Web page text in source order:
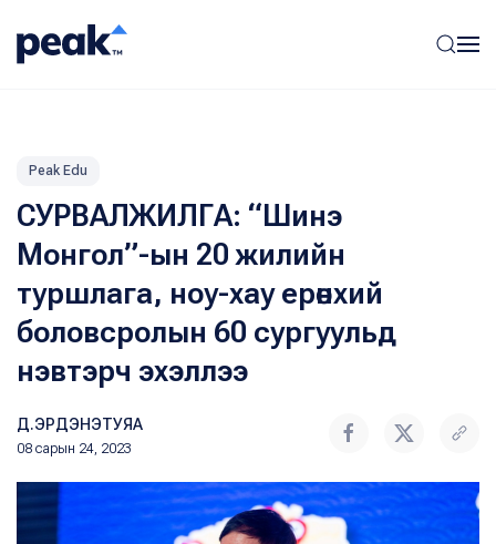
Peak Edu
СУРВАЛЖИЛГА: “Шинэ
Монгол”-ын 20 жилийн
туршлага, ноу-хау ерөнхий
боловсролын 60 сургуульд
нэвтэрч эхэллээ
Д.ЭРДЭНЭТУЯА
08 сарын 24, 2023